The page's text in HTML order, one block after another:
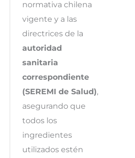
normativa chilena
vigente y a las
directrices de la
autoridad
sanitaria
correspondiente
(SEREMI de Salud),
asegurando que
todos los
ingredientes
utilizados estén